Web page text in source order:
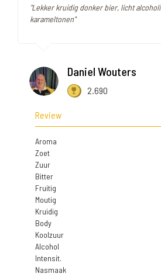
"Lekker kruidig donker bier, licht
karameltonen"
Daniel Wouters
2.690
Review
Aroma
Zoet
Zuur
Bitter
Fruitig
Moutig
Kruidig
Body
Koolzuur
Alcohol
Intensit.
Nasmaak